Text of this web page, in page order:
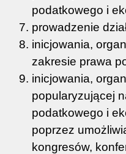
podatkowego i
prowadzenie
inicjowania,
zakresie prawa
inicjowania,
popularyzującej
podatkowego i
poprzez
kongresów,